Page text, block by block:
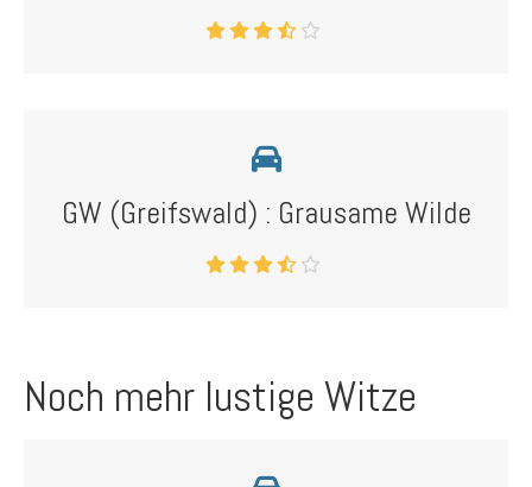
GW (Greifswald) : Grausame Wilde
Noch mehr lustige Witze